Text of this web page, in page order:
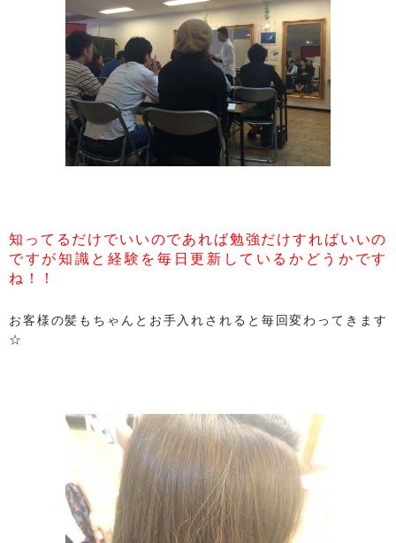
知ってるだけでいいのであれば勉強だけすればいいの
ですが知識と経験を毎日更新しているかどうかです
ね！！
お客様の髪もちゃんとお手入れされると毎回変わってきます
☆